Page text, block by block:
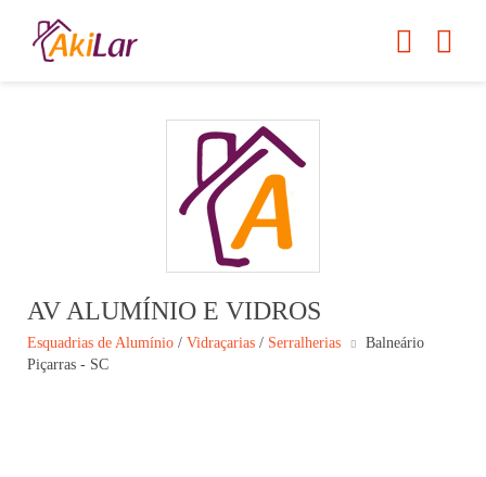
AV ALUMÍNIO E VIDROS
Esquadrias de Alumínio / Vidraçarias / Serralherias
Balneário
Piçarras - SC